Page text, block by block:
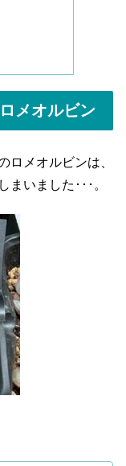
メオルビン
ロメオルビンは、
いました･･･。